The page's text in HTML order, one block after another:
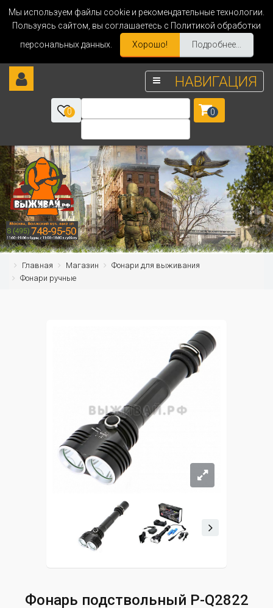
Мы используем файлы cookie и рекомендательные технологии.
Пользуясь сайтом, вы соглашаетесь с Политикой обработки
персональных данных.
Хорошо! Подробнее...
НАВИГАЦИЯ
0 0
Главная Магазин
Фонари для выживания
Фонари ручные
Фонарь подствольный P-Q2822